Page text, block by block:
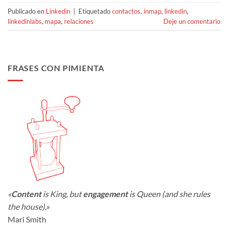
Publicado en Linkedin Etiquetadocontactos, inmap, linkedin,
linkedinlabs, mapa, relaciones Deje un comentario
FRASES CON PIMIENTA
«Contentis King, butengagementis Queen (and she rules
the house).»
Mari Smith